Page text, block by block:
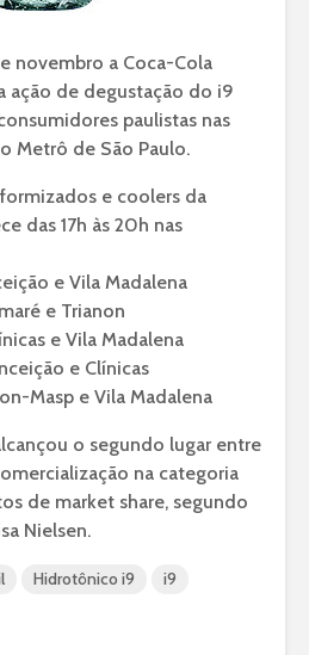
novembro a Coca-Cola
ação de degustação do i9
paulistas nas
Metrô de São Paulo.
e coolers da
das 17h às 20h nas
e Vila Madalena
e Trianon
e Vila Madalena
e Clínicas
Masp e Vila Madalena
o segundo lugar entre
na categoria
de market share, segundo
Nielsen.
Hidrotônico i9
i9